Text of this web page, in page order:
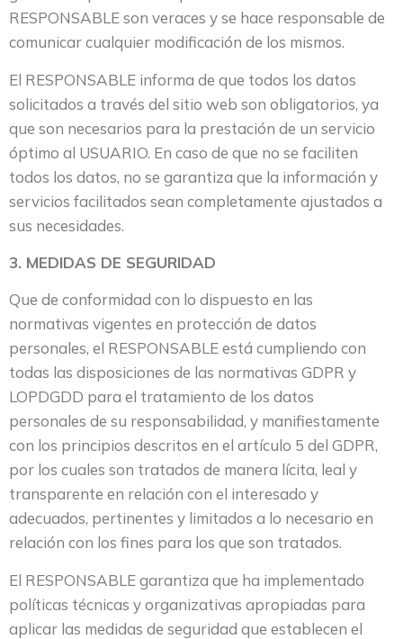
RESPONSABLE son veraces y se hace responsable de
comunicar cualquier modificación de los mismos.
El RESPONSABLE informa de que todos los datos
solicitados a través del sitio web son obligatorios, ya
que son necesarios para la prestación de un servicio
óptimo al USUARIO. En caso de que no se faciliten
todos los datos, no se garantiza que la información y
servicios facilitados sean completamente ajustados a
sus necesidades.
3. MEDIDAS DE SEGURIDAD
Que de conformidad con lo dispuesto en las
normativas vigentes en protección de datos
personales, el RESPONSABLE está cumpliendo con
todas las disposiciones de las normativas GDPR y
LOPDGDD para el tratamiento de los datos
personales de su responsabilidad, y manifiestamente
con los principios descritos en el artículo 5 del GDPR,
por los cuales son tratados de manera lícita, leal y
transparente en relación con el interesado y
adecuados, pertinentes y limitados a lo necesario en
relación con los fines para los que son tratados.
El RESPONSABLE garantiza que ha implementado
políticas técnicas y organizativas apropiadas para
aplicar las medidas de seguridad que establecen el